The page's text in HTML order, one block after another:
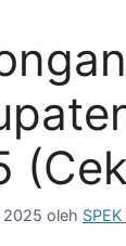
2025 oleh